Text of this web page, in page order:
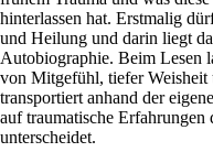
hinterlassen hat. Erstmalig
und Heilung und darin liegt
Autobiographie. Beim Lesen
von Mitgefühl, tiefer Weisheit
transportiert anhand der
auf traumatische Erfahrungen
unterscheidet.